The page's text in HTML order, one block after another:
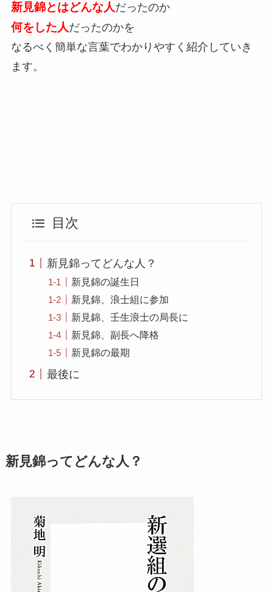
新見錦とはどんな人だったのか
何をした人だったのかを
なるべく簡単な言葉でわかりやすく紹介していき
ます。
目次
新見錦ってどんな人？
新見錦の誕生日
新見錦、浪士組に参加
新見錦、壬生浪士の局長に
新見錦、副長へ降格
新見錦の最期
最後に
新見錦ってどんな人？